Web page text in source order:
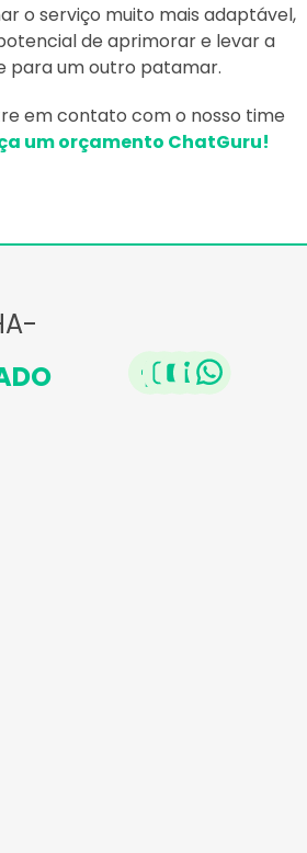
o serviço muito mais adaptável,
de aprimorar e levar a
para um outro patamar.
em contato com o nosso time
um orçamento ChatGuru!